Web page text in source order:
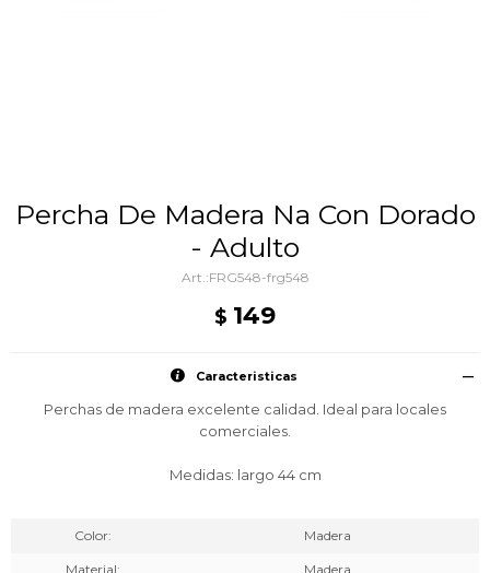
Percha De Madera Na Con Dorado
- Adulto
FRG548-frg548
$ 149
Caracteristicas
Perchas de madera excelente calidad. Ideal para locales
comerciales.
Medidas: largo 44 cm
Color Madera
Material Madera